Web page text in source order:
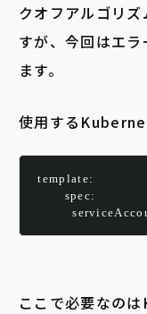
クオフアルゴリ
すが、今回はエ
ます。
使用する
template:
spec:
ここで必要なの